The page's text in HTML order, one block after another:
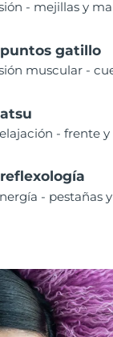
- mejillas y
gatillo
muscular -
- frente y
- pestañas